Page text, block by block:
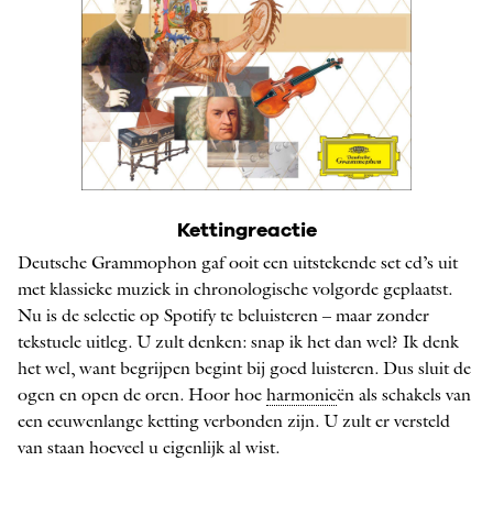
Kettingreactie
Deutsche Grammophon gaf ooit een uitstekende set cd’s uit
met klassieke muziek in chronologische volgorde geplaatst.
Nu is de selectie op Spotify te beluisteren – maar zonder
tekstuele uitleg. U zult denken: snap ik het dan wel? Ik denk
het wel, want begrijpen begint bij goed luisteren. Dus sluit de
ogen en open de oren. Hoor hoe harmonieën als schakels van
een eeuwenlange ketting verbonden zijn. U zult er versteld
van staan hoeveel u eigenlijk al wist.